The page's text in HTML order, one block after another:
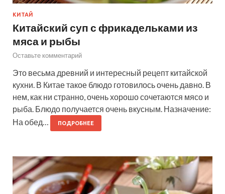
КИТАЙ
Китайский суп с фрикадельками из
мяса и рыбы
Оставьте комментарий
Это весьма древний и интересный рецепт китайской
кухни. В Китае такое блюдо готовилось очень давно. В
нем, как ни странно, очень хорошо сочетаются мясо и
рыба. Блюдо получается очень вкусным. Назначение:
На обед…
ПОДРОБНЕЕ